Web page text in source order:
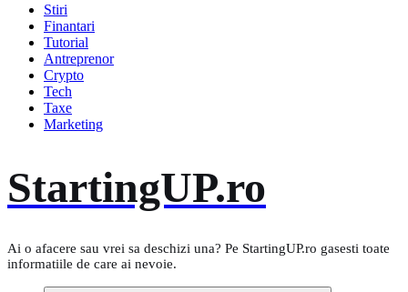
Stiri
Finantari
Tutorial
Antreprenor
Crypto
Tech
Taxe
Marketing
StartingUP.ro
Ai o afacere sau vrei sa deschizi una? Pe StartingUP.ro gasesti toate
informatiile de care ai nevoie.